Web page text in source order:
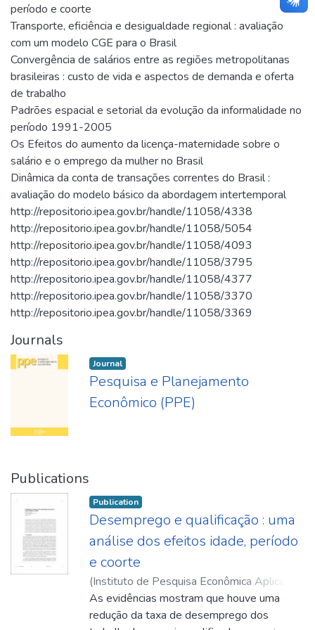
período e coorte
Transporte, eficiência e desigualdade regional : avaliação
com um modelo CGE para o Brasil
Convergência de salários entre as regiões metropolitanas
brasileiras : custo de vida e aspectos de demanda e oferta
de trabalho
Padrões espacial e setorial da evolução da informalidade no
período 1991-2005
Os Efeitos do aumento da licença-maternidade sobre o
salário e o emprego da mulher no Brasil
Dinâmica da conta de transações correntes do Brasil :
avaliação do modelo básico da abordagem intertemporal
http://repositorio.ipea.gov.br/handle/11058/4338
http://repositorio.ipea.gov.br/handle/11058/5054
http://repositorio.ipea.gov.br/handle/11058/4093
http://repositorio.ipea.gov.br/handle/11058/3795
http://repositorio.ipea.gov.br/handle/11058/4377
http://repositorio.ipea.gov.br/handle/11058/3370
http://repositorio.ipea.gov.br/handle/11058/3369
Journals
Journal
Pesquisa e Planejamento
Econômico (PPE)
Publications
Publication
Desemprego e qualificação : uma
análise dos efeitos idade, período
e coorte
(Instituto de Pesquisa Econômica Aplicada
(Ipea),2006-12)Reis, Maurício Cortez;
Gonzaga, Gustavo
As evidências mostram que houve uma
redução da taxa de desemprego dos